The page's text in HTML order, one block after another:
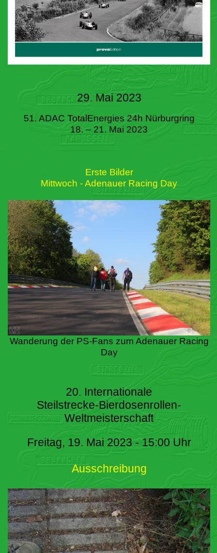
29. Mai 2023
51. ADAC TotalEnergies 24h Nürburgring
18. – 21. Mai 2023
Erste Bilder
Mittwoch - Adenauer Racing Day
Wanderung der PS-Fans zum Adenauer Racing
Day
20. Internationale
Steilstrecke-Bierdosenrollen-
Weltmeisterschaft
Freitag, 19. Mai 2023 - 15:00 Uhr
Ausschreibung